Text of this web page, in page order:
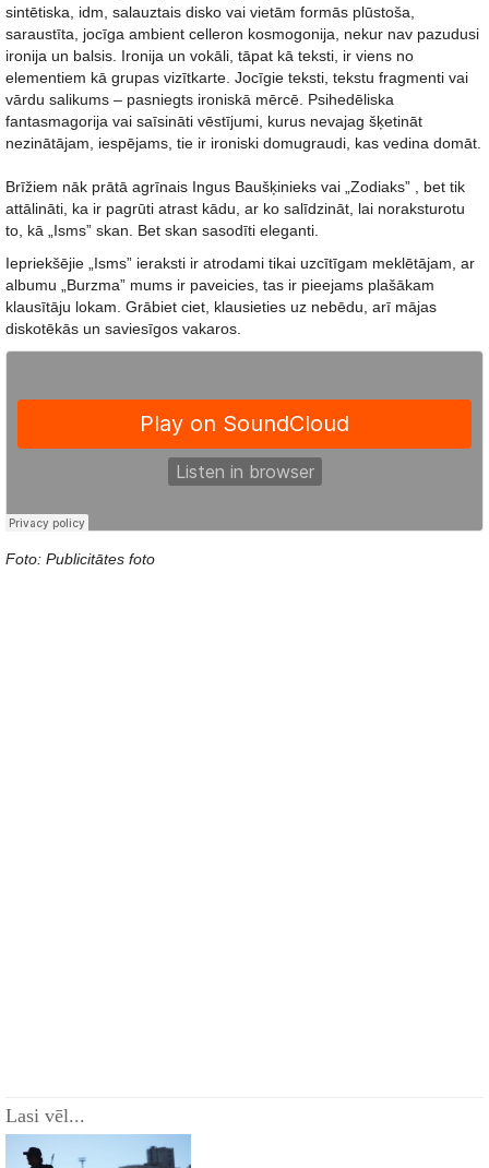
sintētiska, idm, salauztais disko vai vietām formās plūstoša,
saraustīta, jocīga ambient celleron kosmogonija, nekur nav pazudusi
ironija un balsis. Ironija un vokāli, tāpat kā teksti, ir viens no
elementiem kā grupas vizītkarte. Jocīgie teksti, tekstu fragmenti vai
vārdu salikums – pasniegts ironiskā mērcē. Psihedēliska
fantasmagorija vai saīsināti vēstījumi, kurus nevajag šķetināt
nezinātājam, iespējams, tie ir ironiski domugraudi, kas vedina domāt.
Brīžiem nāk prātā agrīnais Ingus Baušķinieks vai „Zodiaks” , bet tik
attālināti, ka ir pagrūti atrast kādu, ar ko salīdzināt, lai noraksturotu
to, kā „Isms” skan. Bet skan sasodīti eleganti.
Iepriekšējie „Isms” ieraksti ir atrodami tikai uzcītīgam meklētājam, ar
albumu „Burzma” mums ir paveicies, tas ir pieejams plašākam
klausītāju lokam. Grābiet ciet, klausieties uz nebēdu, arī mājas
diskotēkās un saviesīgos vakaros.
Foto: Publicitātes foto
Lasi vēl...